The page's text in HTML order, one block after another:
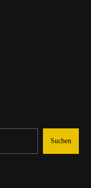
Suchen